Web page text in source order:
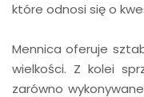
które odnosi się o
Mennica oferuje
wielkości. Z kolei
zarówno